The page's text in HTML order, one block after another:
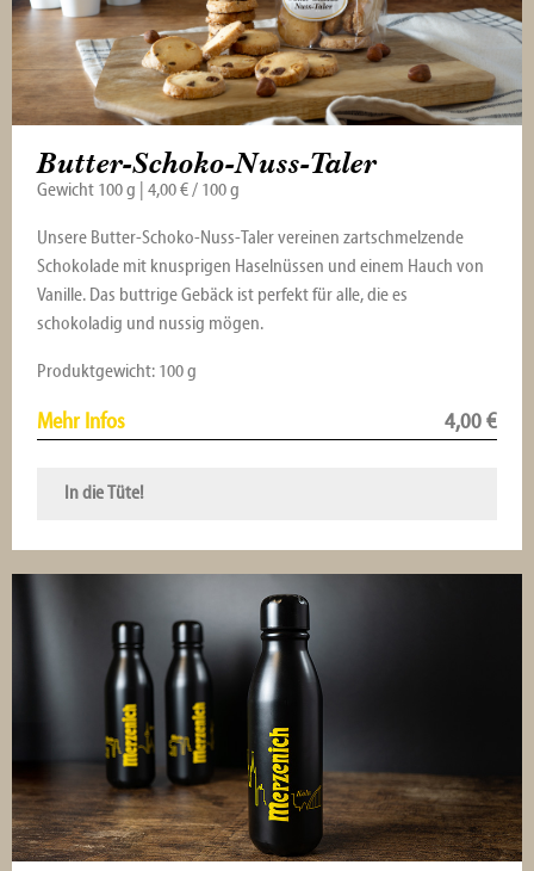
Butter-Schoko-Nuss-Taler
Gewicht 100 g | 4,00 € / 100 g
Unsere Butter-Schoko-Nuss-Taler vereinen zartschmelzende
Schokolade mit knusprigen Haselnüssen und einem Hauch von
Vanille. Das buttrige Gebäck ist perfekt für alle, die es
schokoladig und nussig mögen.
Produktgewicht: 100 g
Mehr Infos 4,00 €
In die Tüte!